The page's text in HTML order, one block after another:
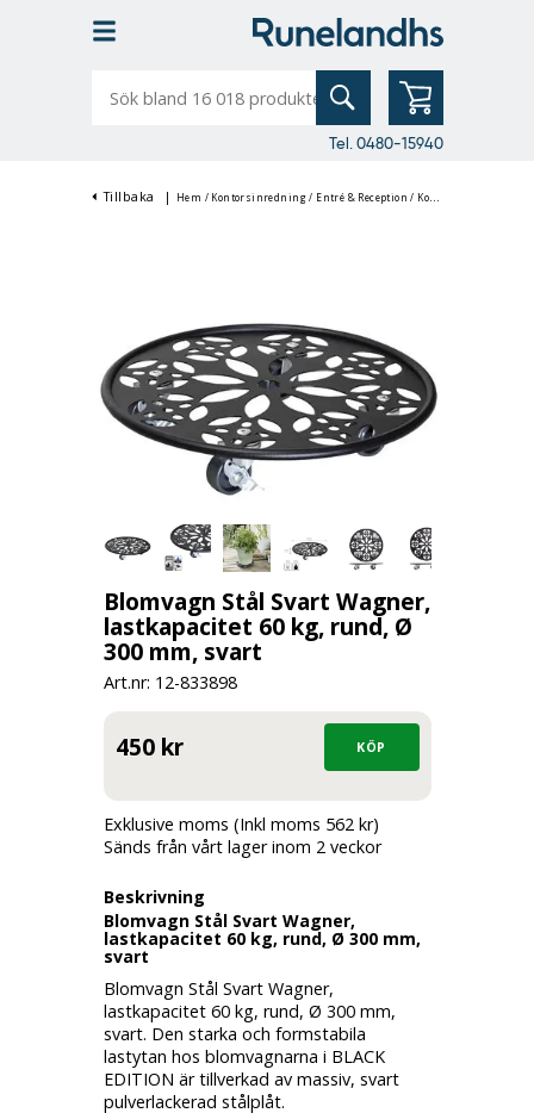
bland
Tel. 0480-15940
Tillbaka | Hem / Kontorsinredning / Entré & Reception / Konstväxter
Blomvagn Stål Svart Wagner,
lastkapacitet 60 kg, rund, Ø
300 mm, svart
Art.nr: 12-833898
450 kr
Exklusive moms (Inkl moms 562 kr)
Sänds från vårt lager inom 2 veckor
Beskrivning
Blomvagn Stål Svart Wagner,
lastkapacitet 60 kg, rund, Ø 300 mm,
svart
Blomvagn Stål Svart Wagner,
lastkapacitet 60 kg, rund, Ø 300 mm,
svart. Den starka och formstabila
lastytan hos blomvagnarna i BLACK
EDITION är tillverkad av massiv, svart
pulverlackerad stålplåt.